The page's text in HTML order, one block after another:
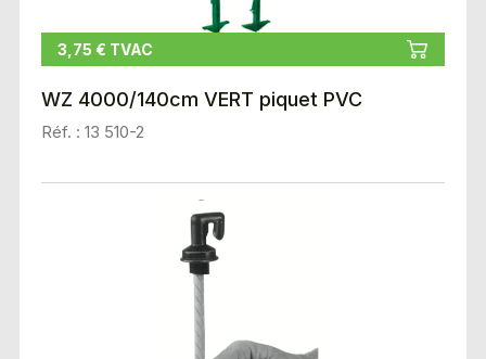
3,75 € TVAC
WZ 4000/140cm VERT piquet PVC
Réf. : 13 510-2